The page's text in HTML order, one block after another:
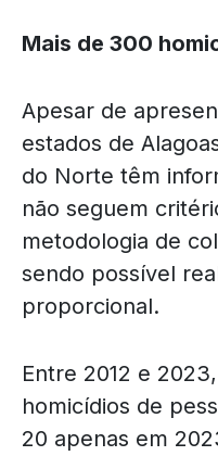
Mais de 300
Apesar de
estados de
do Norte têm
não seguem
metodologia de
sendo possível
proporcional.
Entre 2012 e
homicídios de
20 apenas em